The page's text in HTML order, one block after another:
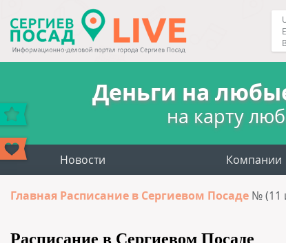
Деньги на
на карту
Новости Компании
Главная Расписание в Сергиевом Посаде № (11
Расписание в Сергиевом Посаде